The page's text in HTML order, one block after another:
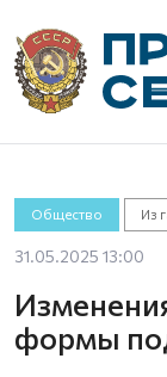
Общество Из
31.05.2025 13:00
формы